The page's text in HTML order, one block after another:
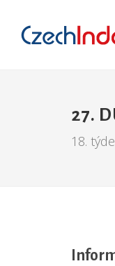
27.
18.